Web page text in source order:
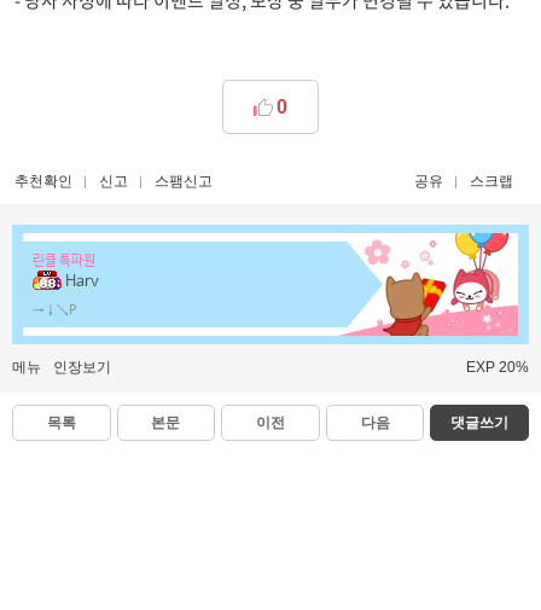
0
추천확인 신고 스팸신고 공유 스크랩
린클 특파원
Harv
→↓↘P
메뉴 인장보기 EXP 20%
목록 본문 이전 다음 댓글쓰기